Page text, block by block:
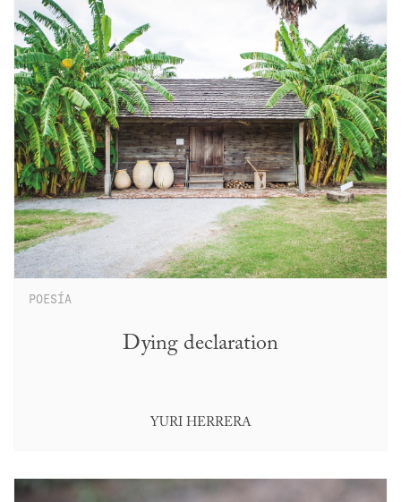
POESÍA
Dying declaration
YURI HERRERA